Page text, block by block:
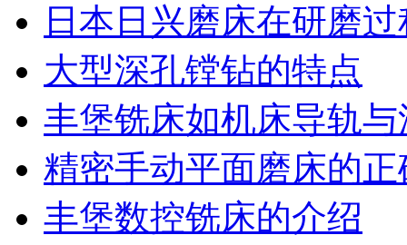
日本日兴磨床在研磨
大型深孔镗钻的特点
丰堡铣床如机床导轨与
精密手动平面磨床的
丰堡数控铣床的介绍